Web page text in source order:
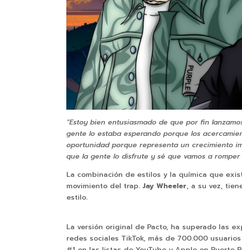
“Estoy bien entusiasmado de que por fin
gente lo estaba esperando porque los
oportunidad porque representa un crecimiento
que la gente lo disfrute y sé que vamos a
La combinación de estilos y la química que
movimiento del trap.Jay Wheeler, a su vez,
estilo.
La versión original de Pacto, ha superado las
redes sociales TikTok, más de 700.000